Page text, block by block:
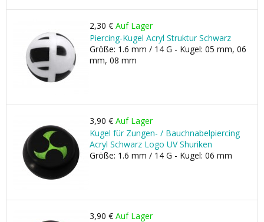
2,30 € Auf Lager
Piercing-Kugel Acryl Struktur Schwarz
Größe: 1.6 mm / 14 G - Kugel: 05 mm, 06
mm, 08 mm
3,90 € Auf Lager
Kugel für Zungen- / Bauchnabelpiercing
Acryl Schwarz Logo UV Shuriken
Größe: 1.6 mm / 14 G - Kugel: 06 mm
3,90 € Auf Lager